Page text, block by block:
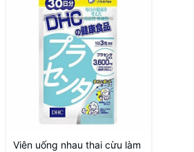
Viên uống nhau thai cừu làm